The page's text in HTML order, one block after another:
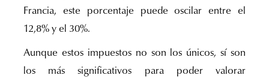
Francia, este porcentaje puede oscilar entre el
12,8% y el 30%.
Aunque estos impuestos no son los únicos, sí son
los más significativos para poder valorar